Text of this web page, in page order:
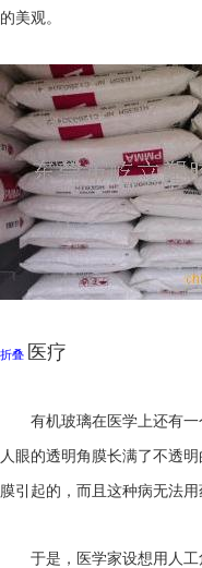
的美观。
折叠 医疗
有机玻璃在医学上还有
人眼的透明角膜长满了不透
膜引起的，而且这种病无法用
于是，医学家设想用人